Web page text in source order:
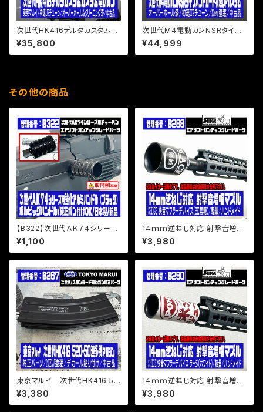
次世代HK416デルタカスタムカ
スタム電動ガン/東京マルイ/初
速UPチューン/オーバーホール
＆クリーニング済/中古品
¥35,800
次世代M4電動ガンNSRタイプ
ハンドガード初速UPカスタム/オ
ーバーホール済/初速UPチュー
ン/New塗装/中古品
¥44,999
その他の商品
【B322】次世代ＡＫ７４シリーズ
用強化アルミハンドル（ブラック）
ボルビッグハンドル/純正ポン付
けOK/日本製/新品
¥1,100
14ｍｍ逆ねじ対応 射撃音増幅
マズル/SHIGE 快音マフラーデ
バイス ラージ（BK無糖）/軽量/
ハンドメイド
¥3,980
東京マルイ 次世代HK416 52
0+50連多弾マガジン/純正パー
ツ/NEW塗装/デカール貼り付
け/中古品
¥3,380
14ｍｍ逆ねじ対応 射撃音増幅
マズル/SHIGE 快音マフラーデ
バイス ラージ（ホワイト）/軽量/
ハンドメイド
¥3,980